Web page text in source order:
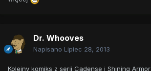
Dr. Whooves
Napisano Lipiec 28, 2013
Kolejny komiks z serii Cadense i Shining Armor